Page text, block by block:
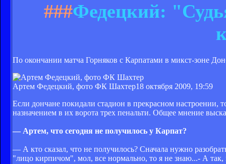
###Федецкий:
По окончании матча Горняков с Карпатами в микст-зоне
Артем Федецкий, фото ФК Шахтер18 октября 2009, 19:59
Если дончане покидали стадион в прекрасном настроении,
назначением в их ворота трех пенальти. Общее мнение
— Артем, что сегодня не получилось у Карпат?
— А кто сказал, что не получилось? Сначала нужно
"лицо кирпичом", мол, все нормально, то я не знаю...- А